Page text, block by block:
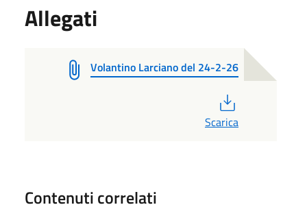
Allegati
Volantino Larciano del 24-2-26
Scarica
Contenuti correlati